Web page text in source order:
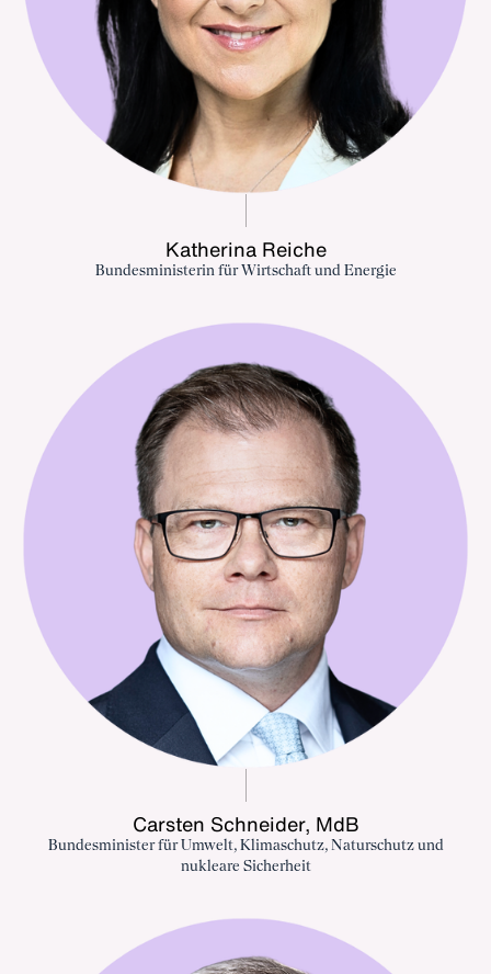
Katherina Reiche
Bundesministerin für Wirtschaft und Energie
Carsten Schneider, MdB
Bundesminister für Umwelt, Klimaschutz, Naturschutz und
nukleare Sicherheit